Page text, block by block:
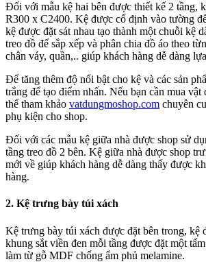
Đối với mẫu kệ hai bên được thiết kế 2 tầng,
R300 x C2400. Kệ được cố định vào tường
kệ được đặt sát nhau tạo thành một chuỗi kệ
treo đồ để sắp xếp và phân chia đồ áo theo
chân váy, quần,.. giúp khách hàng dễ dàng
Để tăng thêm độ nổi bật cho kệ và các sản
trắng để tạo điểm nhấn. Nếu bạn cần mua
thể tham khảo vatdungmoshop.com chuyên
phụ kiện cho shop.
Đối với các mẫu kệ giữa nhà được shop sử
tầng treo đồ 2 bên. Kệ giữa nhà được shop
mới về giúp khách hàng dễ dàng thấy được
hàng.
2. Kệ trưng bày túi xách
Kệ trưng bày túi xách được đặt bên trong, kệ
khung sắt viền đen mỗi tầng được đặt một
làm từ gỗ MDF chống ẩm phủ melamine.